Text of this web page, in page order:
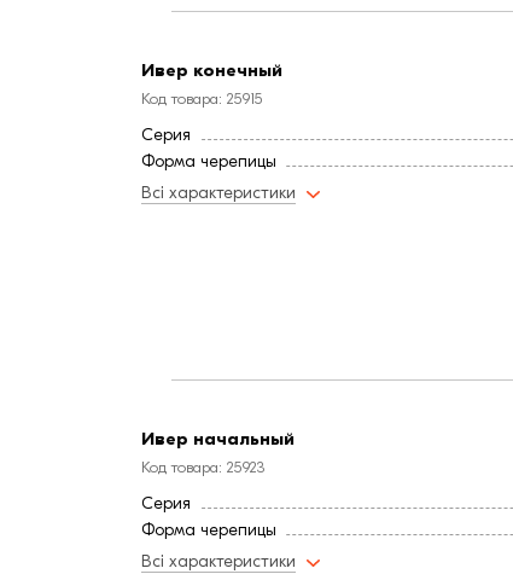
Ивер конечный
Код товара: 25915
Серия
Форма черепицы
Всі характеристики
Ивер начальный
Код товара: 25923
Серия
Форма черепицы
Всі характеристики